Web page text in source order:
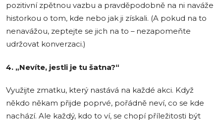
pozitivní zpětnou vazbu a pravděpodobně na ni naváže
historkou o tom, kde nebo jak ji získali. (A pokud na to
nenavážou, zeptejte se jich na to – nezapomeňte
udržovat konverzaci.)
4. „Nevíte, jestli je tu šatna?“
Využijte zmatku, který nastává na každé akci. Když
někdo někam přijde poprvé, pořádně neví, co se kde
nachází. Ale každý, kdo to ví, se chopí příležitosti být